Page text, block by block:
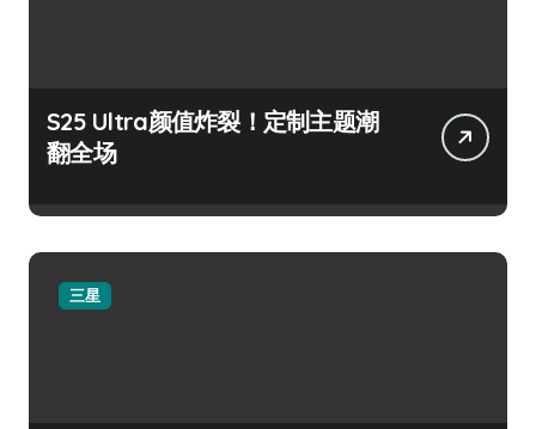
S25 Ultra颜值炸裂！定制主题潮
翻全场
三星